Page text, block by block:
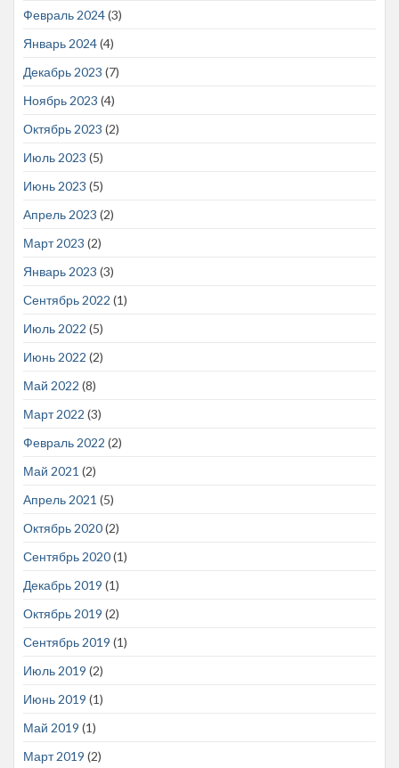
Февраль 2024(3)
Январь 2024(4)
Декабрь 2023 (7)
Ноябрь 2023 (4)
Октябрь 2023 (2)
Июль 2023 (5)
Июнь 2023 (5)
Апрель 2023 (2)
Март 2023 (2)
Январь 2023 (3)
Сентябрь 2022 (1)
Июль 2022 (5)
Июнь 2022 (2)
Май 2022 (8)
Март 2022 (3)
Февраль 2022 (2)
Май 2021 (2)
Апрель 2021 (5)
Октябрь 2020(2)
Сентябрь 2020(1)
Декабрь 2019 (1)
Октябрь 2019 (2)
Сентябрь 2019 (1)
Июль 2019 (2)
Июнь 2019 (1)
Май 2019 (1)
Март 2019 (2)